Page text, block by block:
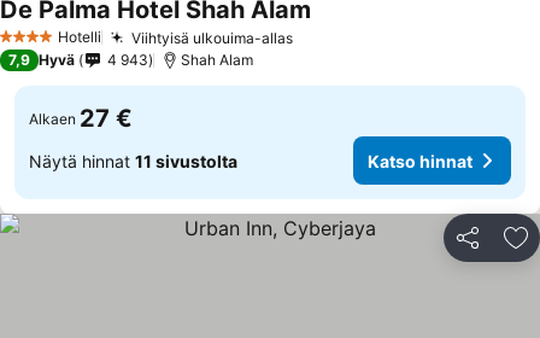
4 Tähtiluokitus
Hotelli Viihtyisä ulkouima-allas
De Palma Hotel Shah Alam
7,9 Hyvä 4 943 Shah Alam
Alkaen 27 €
Näytä hinnat 11 sivustolta Katso hinnat
Jaa